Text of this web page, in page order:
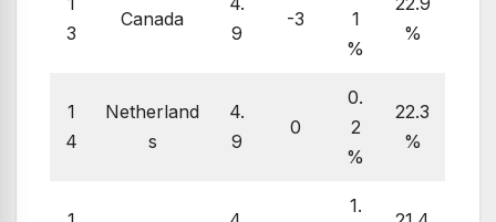
3
Canada
9
-3
1
%
%
1
4
Netherland
s
4.
9
0
0.
2
%
22.3
%
1.